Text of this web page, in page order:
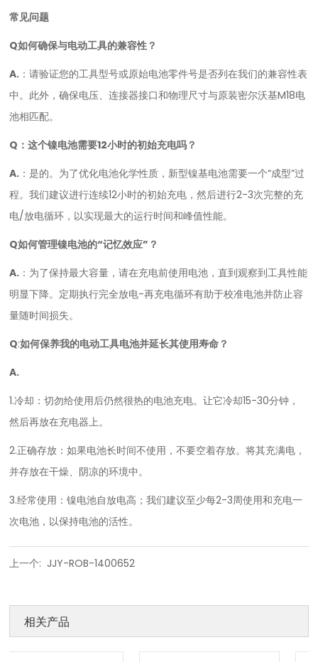
常见问题
Q如何确保与电动工具的兼容性？
A. ：请验证您的工具型号或原始电池零件号是否列在我们的兼容性表
中。此外，确保电压、连接器接口和物理尺寸与原装密尔沃基M18电
池相匹配。
Q ：这个镍电池需要12小时的初始充电吗？
A. ：是的。为了优化电池化学性质，新型镍基电池需要一个“成型”过
程。我们建议进行连续12小时的初始充电，然后进行2-3次完整的充
电/放电循环，以实现最大的运行时间和峰值性能。
Q如何管理镍电池的“记忆效应”？
A. ：为了保持最大容量，请在充电前使用电池，直到观察到工具性能
明显下降。定期执行完全放电-再充电循环有助于校准电池并防止容
量随时间损失。
Q:如何保养我的电动工具电池并延长其使用寿命？
A.
1.冷却：切勿给使用后仍然很热的电池充电。让它冷却15-30分钟，
然后再放在充电器上。
2.正确存放：如果电池长时间不使用，不要空着存放。将其充满电，
并存放在干燥、阴凉的环境中。
3.经常使用：镍电池自放电高；我们建议至少每2-3周使用和充电一
次电池，以保持电池的活性。
上一个: JJY-ROB-1400652
相关产品